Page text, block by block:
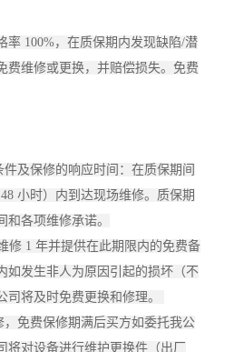
率 100%，在质保期内发现缺陷/潜
费维修或更换，并赔偿损失。免费
及保修的响应时间：在质保期间
小时）内到达现场维修。质保期
和各项维修承诺。
修 1 年并提供在此期限内的免费备
如发生非人为原因引起的损坏（不
司将及时免费更换和修理。
免费保修期满后买方如委托我公
将对设备进行维护更换件（出厂